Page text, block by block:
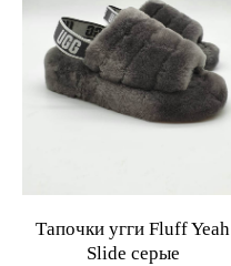
Тапочки угги Fluff Yeah
Slide серые